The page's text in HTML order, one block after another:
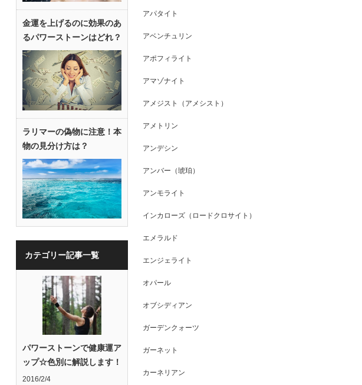
金運を上げるのに効果のあ
るパワーストーンはどれ？
ラリマーの偽物に注意！本
物の見分け方は？
カテゴリー記事一覧
パワーストーンで健康運ア
ップ☆色別に解説します！
2016/2/4
アパタイト
アベンチュリン
アポフィライト
アマゾナイト
アメジスト（アメシスト）
アメトリン
アンデシン
アンバー（琥珀）
アンモライト
インカローズ（ロードクロサイト）
エメラルド
エンジェライト
オパール
オブシディアン
ガーデンクォーツ
ガーネット
カーネリアン